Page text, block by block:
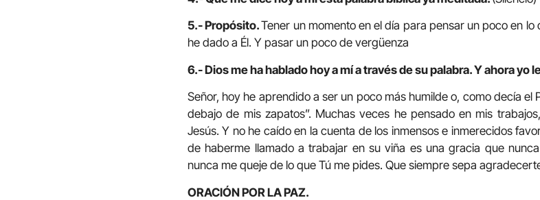
5.- Propósito.Tener un momento en el día para pensar un poco en
he dado a Él. Y pasar un poco de vergüenza
6.- Dios me ha hablado hoy a mí a través de su palabra. Y ahora yo
Señor, hoy he aprendido a ser un poco más humilde o, como decía el
debajo de mis zapatos”. Muchas veces he pensado en mis
Jesús. Y no he caído en la cuenta de los inmensos e inmerecidos
de haberme llamado a trabajar en su viña es una gracia que
nunca me queje de lo que Tú me pides. Que siempre sepa
ORACIÓN POR LA PAZ.